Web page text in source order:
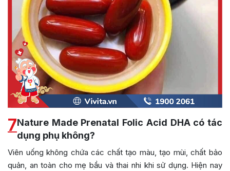
7Nature Made Prenatal Folic Acid DHA có tác
dụng phụ không?
Viên uống không chứa các chất tạo màu, tạo mùi, chất bảo
quản, an toàn cho mẹ bầu và thai nhi khi sử dụng. Hiện nay